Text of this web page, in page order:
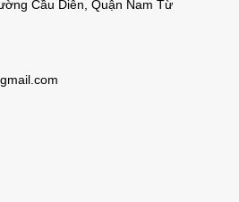
Cầu Diễn, Quận Nam Từ